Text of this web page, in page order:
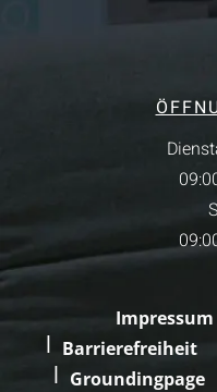
Impressum
Barrierefreiheit
Groundingpage